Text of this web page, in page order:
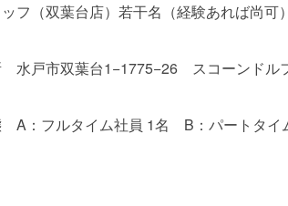
フ（双葉台店）若干名（経験あれば尚可）
戸市双葉台1−1775−26 スコーンドル
：フルタイム社員 1名 B：パートタイ